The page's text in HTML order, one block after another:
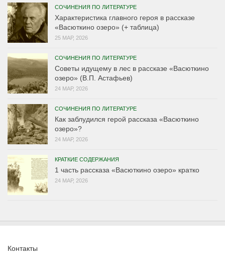
СОЧИНЕНИЯ ПО ЛИТЕРАТУРЕ
Характеристика главного героя в рассказе
«Васюткино озеро» (+ таблица)
25 МАР, 2026
СОЧИНЕНИЯ ПО ЛИТЕРАТУРЕ
Советы идущему в лес в рассказе «Васюткино
озеро» (В.П. Астафьев)
24 МАР, 2026
СОЧИНЕНИЯ ПО ЛИТЕРАТУРЕ
Как заблудился герой рассказа «Васюткино
озеро»?
24 МАР, 2026
КРАТКИЕ СОДЕРЖАНИЯ
1 часть рассказа «Васюткино озеро» кратко
24 МАР, 2026
Контакты